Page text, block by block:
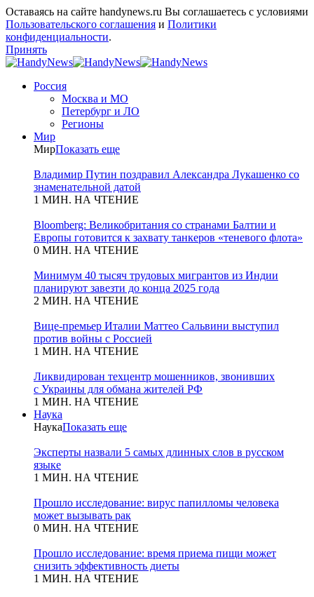
Оставаясь на сайте handynews.ru Вы соглашаетесь с условиями
Пользовательского соглашения и Политики
конфиденциальности.
Принять
Россия
Москва и МО
Петербург и ЛО
Регионы
Мир
МирПоказать еще
Владимир Путин поздравил Александра Лукашенко со
знаменательной датой
1 МИН. НА ЧТЕНИЕ
Bloomberg: Великобритания со странами Балтии и
Европы готовится к захвату танкеров «теневого флота»
0 МИН. НА ЧТЕНИЕ
Минимум 40 тысяч трудовых мигрантов из Индии
планируют завезти до конца 2025 года
2 МИН. НА ЧТЕНИЕ
Вице-премьер Италии Маттео Сальвини выступил
против войны с Россией
1 МИН. НА ЧТЕНИЕ
Ликвидирован техцентр мошенников, звонивших
с Украины для обмана жителей РФ
1 МИН. НА ЧТЕНИЕ
Наука
НаукаПоказать еще
Эксперты назвали 5 самых длинных слов в русском
языке
1 МИН. НА ЧТЕНИЕ
Прошло исследование: вирус папилломы человека
может вызывать рак
0 МИН. НА ЧТЕНИЕ
Прошло исследование: время приема пищи может
снизить эффективность диеты
1 МИН. НА ЧТЕНИЕ